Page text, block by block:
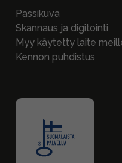
Passikuva
Skannaus ja digitointi
Myy käytetty laite
Kennon puhdistus